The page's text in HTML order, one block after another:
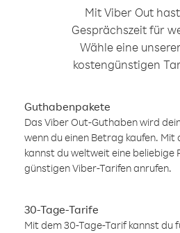
Mit Viber Out
Gesprächszeit für
Wähle eine
kostengünstigen
Guthabenpakete
Das Viber Out-Guthaben wird
wenn du einen Betrag kaufen. Mit
kannst du weltweit eine beliebige
günstigen Viber-Tarifen anrufen.
30-Tage-Tarife
Mit dem 30-Tage-Tarif kannst du